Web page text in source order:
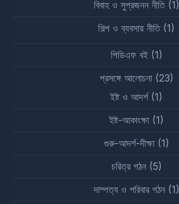
বিবাহ ও সুপ্রজনন নীতি(1)
শিল্প ও ব্যবসায় নীতি(1)
পিডিএফ বই(1)
প্রসঙ্গে আলোচনা(23)
ইষ্ট ও আদর্শ(1)
ইষ্ট-আকাংক্ষা (1)
গুরু-আদর্শ-দীক্ষা(1)
চরিত্র গঠন(5)
দাম্পত্য ও পরিবার গঠন(1)